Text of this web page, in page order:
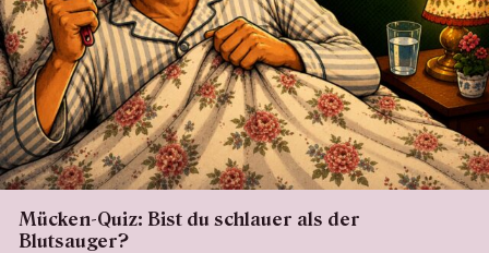
Mücken-Quiz: Bist du schlauer als der
Blutsauger?